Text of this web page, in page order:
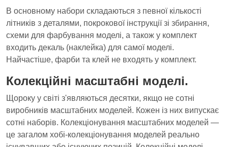
В основному набори складаються з певної кількості
літників з деталями, покрокової інструкції зі збирання,
схеми для фарбування моделі, а також у комплект
входить декаль (наклейка) для самої моделі.
Найчастіше, фарби та клей не входять у комплект.
Колекційні масштабні моделі.
Щороку у світі з'являються десятки, якщо не сотні
виробників масштабних моделей. Кожен із них випускає
сотні наборів. Колекціонування масштабних моделей —
це загалом хобі-колекціонування моделей реально